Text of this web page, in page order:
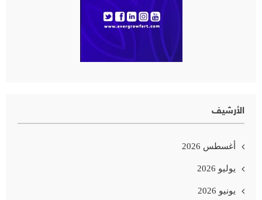
الأرشيف
أغسطس 2026
يوليو 2026
يونيو 2026